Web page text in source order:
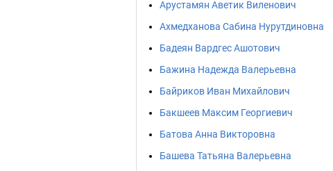
Арустамян Аветик Виленович
Ахмедханова Сабина Нурутдиновна
Бадеян Вардгес Ашотович
Бажина Надежда Валерьевна
Байриков Иван Михайлович
Бакшеев Максим Георгиевич
Батова Анна Викторовна
Башева Татьяна Валерьевна